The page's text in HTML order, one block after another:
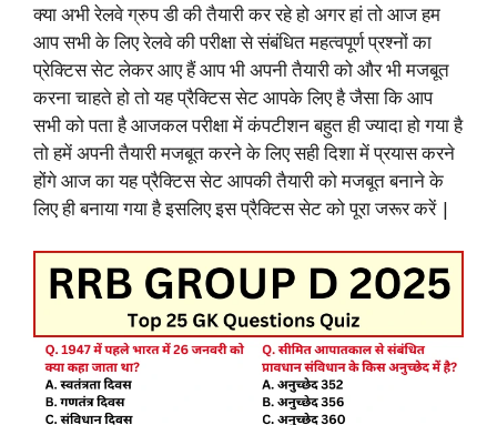
c
e
b
o
o
k
t
s
A
p
p
i
t
t
e
r
n
k
e
d
I
n
e
g
r
a
m
p
y
L
i
n
k
a
r
e
क्या अभी रेलवे ग्रुप डी की तैयारी कर रहे हो अगर हां तो आज हम
आप सभी के लिए रेलवे की परीक्षा से संबंधित महत्वपूर्ण प्रश्नों का
प्रेक्टिस सेट लेकर आए हैं आप भी अपनी तैयारी को और भी मजबूत
करना चाहते हो तो यह प्रैक्टिस सेट आपके लिए है जैसा कि आप
सभी को पता है आजकल परीक्षा में कंपटीशन बहुत ही ज्यादा हो गया है
तो हमें अपनी तैयारी मजबूत करने के लिए सही दिशा में प्रयास करने
होंगे आज का यह प्रैक्टिस सेट आपकी तैयारी को मजबूत बनाने के
लिए ही बनाया गया है इसलिए इस प्रैक्टिस सेट को पूरा जरूर करें |